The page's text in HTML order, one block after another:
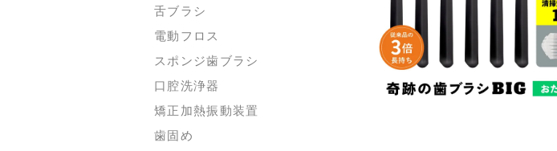
舌ブラシ
電動フロス
スポンジ歯ブラシ
口腔洗浄器
矯正加熱振動装置
歯固め